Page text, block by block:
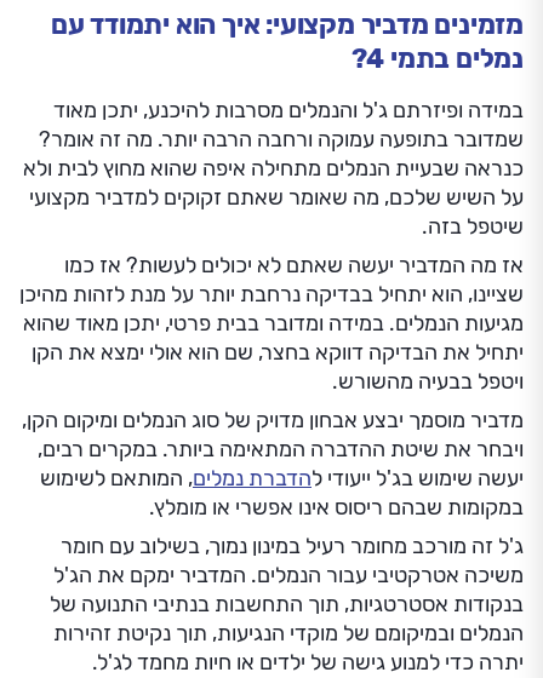
מזמינים מדביר מקצועי: איך הוא יתמודד עם
נמלים בתמי 4?
במידה ופיזרתם ג'ל והנמלים מסרבות להיכנע, יתכן מאוד
שמדובר בתופעה עמוקה ורחבה הרבה יותר. מה זה אומר?
כנראה שבעיית הנמלים מתחילה איפה שהוא מחוץ לבית ולא
על השיש שלכם, מה שאומר שאתם זקוקים למדביר מקצועי
שיטפל בזה.
אז מה המדביר יעשה שאתם לא יכולים לעשות? אז כמו
שציינו, הוא יתחיל בבדיקה נרחבת יותר על מנת לזהות מהיכן
מגיעות הנמלים. במידה ומדובר בבית פרטי, יתכן מאוד שהוא
יתחיל את הבדיקה דווקא בחצר, שם הוא אולי ימצא את הקן
ויטפל בבעיה מהשורש.
מדביר מוסמך יבצע אבחון מדויק של סוג הנמלים ומיקום הקן,
ויבחר את שיטת ההדברה המתאימה ביותר. במקרים רבים,
יעשה שימוש בג'ל ייעודי להדברת נמלים, המותאם לשימוש
במקומות שבהם ריסוס אינו אפשרי או מומלץ.
ג'ל זה מורכב מחומר רעיל במינון נמוך, בשילוב עם חומר
משיכה אטרקטיבי עבור הנמלים. המדביר ימקם את הג'ל
בנקודות אסטרטגיות, תוך התחשבות בנתיבי התנועה של
הנמלים ובמיקומם של מוקדי הנגיעות, תוך נקיטת זהירות
יתרה כדי למנוע גישה של ילדים או חיות מחמד לג'ל.